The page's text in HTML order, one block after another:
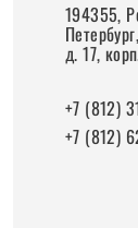
194355,
д. 17,
+7 (812)
+7 (812)